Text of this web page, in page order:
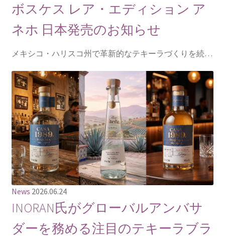
ボスケス レア・エディション ア
ネホ 日本発売のお知らせ
メキシコ・ハリスコ州で革新的なテキーラづくりを続…
News 2026.06.24
INORAN氏がグローバルアンバサ
ダーを務める注目のテキーラブラ